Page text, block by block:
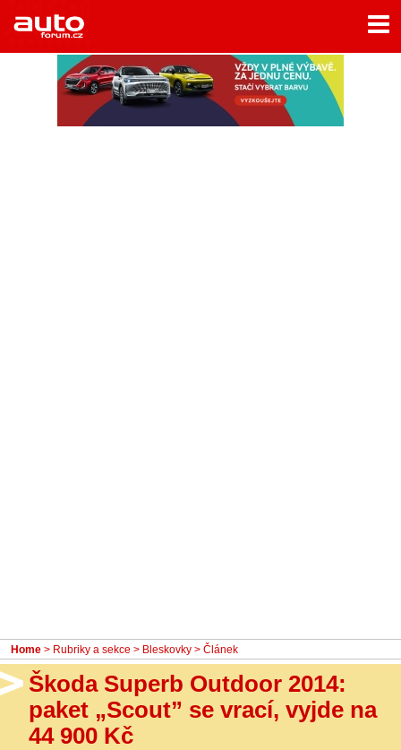
Home
Rubriky
- Testy aut
- Jízdní dojmy a další testy
Home > Rubriky a sekce > Bleskovky > Článek
Škoda Superb Outdoor 2014:
paket „Scout” se vrací, vyjde na
44 900 Kč